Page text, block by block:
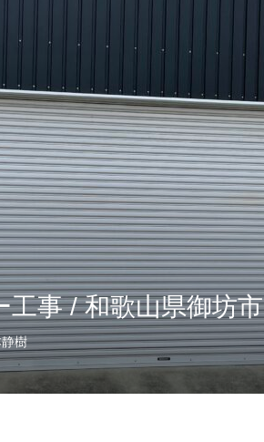
事 / 和歌山県御坊市
樹